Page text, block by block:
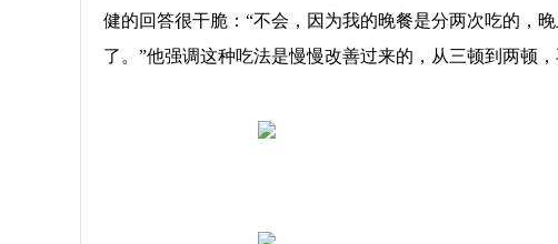
健的回答很干脆：“不会，因为我的晚餐是分两次吃的，
了。”他强调这种吃法是慢慢改善过来的，从三顿到两顿，